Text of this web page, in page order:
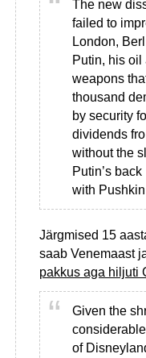
The new
failed to
London,
Putin, his oil
weapons
thousand
by security
dividends
without the
Putin’s
with
Järgmised 15
saab Venemaast
pakkus aga hiljuti
Given the
of